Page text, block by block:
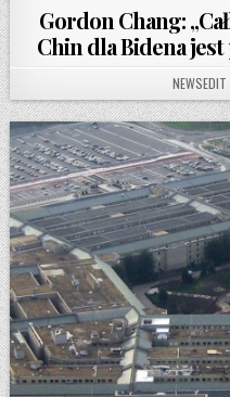
Gordon Chang:
Chin dla Bidena
AUTHOR:
NEWSEDIT